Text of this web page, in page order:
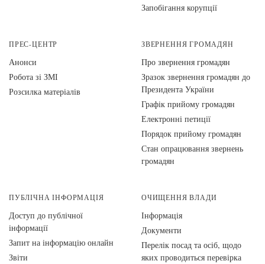
Запобігання корупції
ПРЕС-ЦЕНТР
Анонси
Робота зі ЗМІ
Розсилка матеріалів
ЗВЕРНЕННЯ ГРОМАДЯН
Про звернення громадян
Зразок звернення громадян до
Президента України
Графік прийому громадян
Електронні петиції
Порядок прийому громадян
Стан опрацювання звернень
громадян
ПУБЛІЧНА ІНФОРМАЦІЯ
Доступ до публічної
інформації
Запит на інформацію онлайн
Звіти
ОЧИЩЕННЯ ВЛАДИ
Інформація
Документи
Перелік посад та осіб, щодо
яких проводиться перевірка